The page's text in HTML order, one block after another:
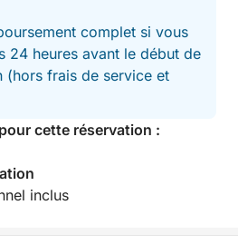
**sauces siciliennes, un
des boissons
tout le temps nécessaire
la musique, prendre des
personnalisée pour votre
nous pouvons vous aider
photographe dédié, une
complet si vous
24 heures avant le début de
(hors frais de service et
cette réservation :
inclus